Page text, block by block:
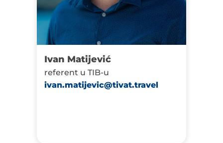
Ivan Matijević
referent u TIB-u
ivan.matijevic@tivat.travel